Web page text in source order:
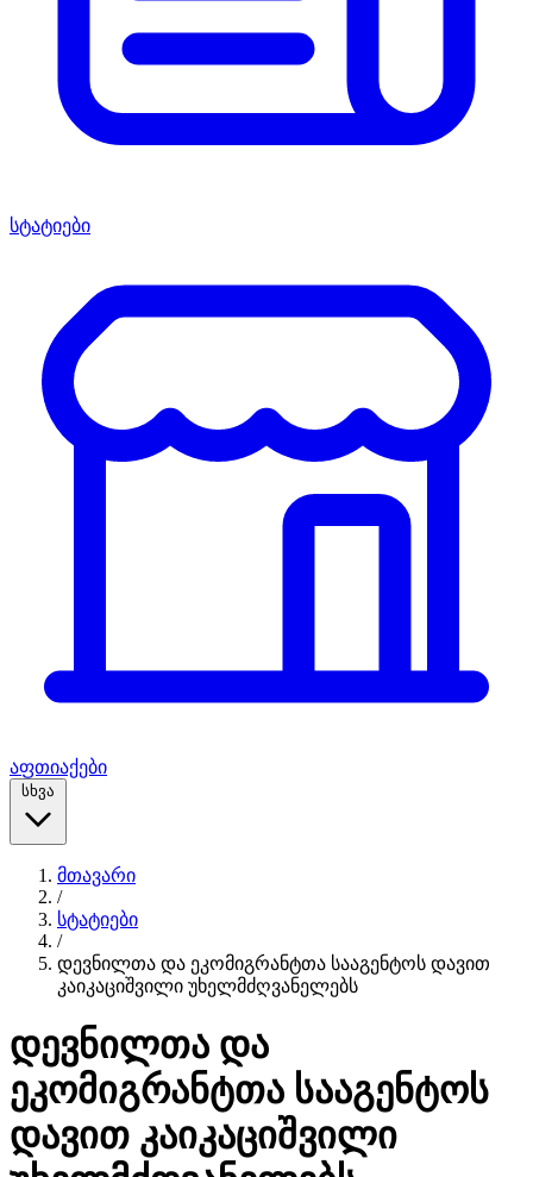
სტატიები
აფთიაქები
სხვა
მთავარი
/
სტატიები
/
დევნილთა და ეკომიგრანტთა სააგენტოს დავით
კაიკაციშვილი უხელმძღვანელებს
დევნილთა და
ეკომიგრანტთა სააგენტოს
დავით კაიკაციშვილი